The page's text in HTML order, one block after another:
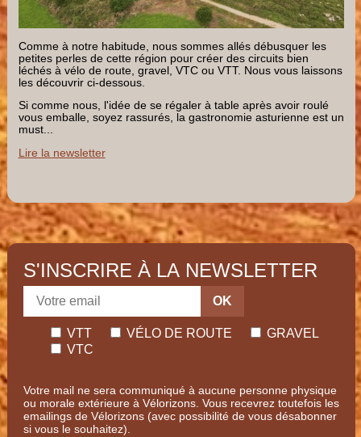
Comme à notre habitude, nous sommes allés débusquer les
petites perles de cette région pour créer des circuits bien
léchés à vélo de route, gravel, VTC ou VTT. Nous vous laissons
les découvrir ci-dessous.
Si comme nous, l'idée de se régaler à table après avoir roulé
vous emballe, soyez rassurés, la gastronomie asturienne est un
must...
Lire la newsletter
S'INSCRIRE À LA NEWSLETTER
OK
VTT VÉLO DE ROUTE
GRAVEL
VTC
Votre mail ne sera communiqué à aucune personne physique
ou morale extérieure à Vélorizons. Vous recevrez toutefois les
emailings de Vélorizons (avec possibilité de vous désabonner
si vous le souhaitez).